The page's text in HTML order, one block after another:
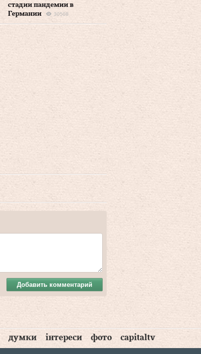
стадии пандемии в
Германии
30508
Добавить комментарий
думки інтереси фото capitaltv